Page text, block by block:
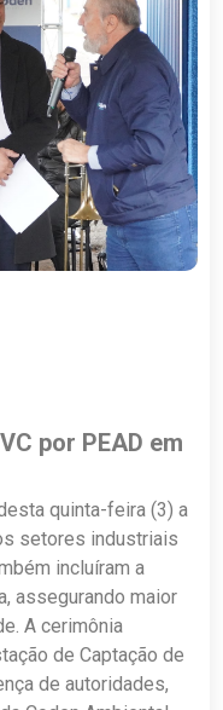
por PEAD em
quinta-feira (3) a
setores industriais
incluíram a
assegurando maior
A cerimônia
de Captação de
de autoridades,